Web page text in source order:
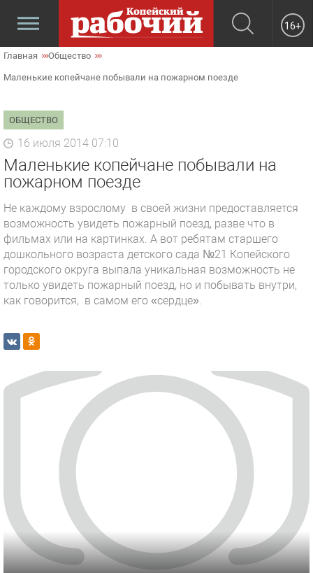
16+
Главная Общество
Маленькие копейчане побывали на пожарном поезде
ОБЩЕСТВО
16 июля 2014 07:10
Маленькие копейчане побывали на
пожарном поезде
Не каждому взрослому в своей жизни предоставляется
возможность увидеть пожарный поезд, разве что в
фильмах или на картинках. А вот ребятам старшего
дошкольного возраста детского сада №21 Копейского
городского округа выпала уникальная возможность не
только увидеть пожарный поезд, но и побывать внутри,
как говорится, в самом его «сердце».